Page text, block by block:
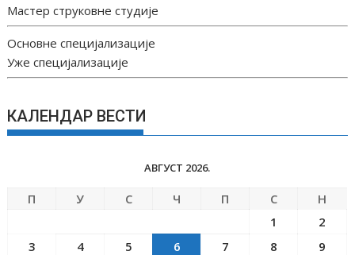
Мастер струковне студије
Основне специјализације
Уже специјализације
КАЛЕНДАР ВЕСТИ
АВГУСТ 2026.
П У С Ч П С Н
1
2
3
4 5 6 7 8
9